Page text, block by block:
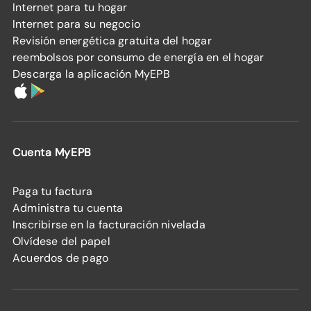
Internet para tu hogar
Internet para su negocio
Revisión energética gratuita del hogar
reembolsos por consumo de energía en el hogar
Descarga la aplicación MyEPB
Cuenta MyEPB
Paga tu factura
Administra tu cuenta
Inscribirse en la facturación nivelada
Olvídese del papel
Acuerdos de pago